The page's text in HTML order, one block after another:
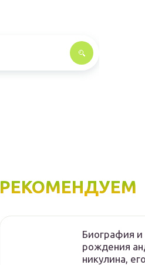
РЕКОМЕНДУЕМ
Биография и
рождения
никулина, его